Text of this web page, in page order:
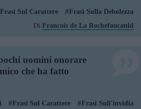
Frasi Sul Carattere
Frasi Sulla Debolezza
Di Francois de La Rochefoucauld
uomini onorare
che ha fatto
Frasi Sul Carattere
Frasi Sull'invidia